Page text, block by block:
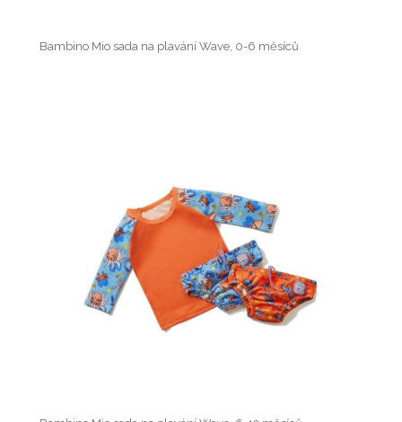
Bambino Mio sada na plavání Wave, 0-6 měsíců